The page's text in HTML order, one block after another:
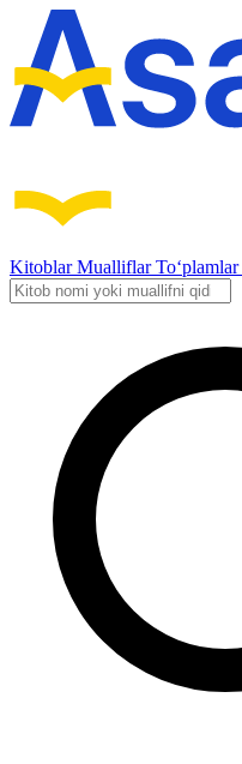
KitoblarMualliflarTo‘plamlar